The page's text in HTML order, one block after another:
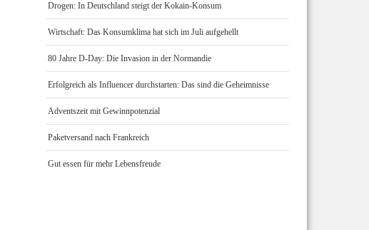
Drogen: In Deutschland steigt der Kokain-Konsum
Wirtschaft: Das Konsumklima hat sich im Juli aufgehellt
80 Jahre D-Day: Die Invasion in der Normandie
Erfolgreich als Influencer durchstarten: Das sind die Geheimnisse
Adventszeit mit Gewinnpotenzial
Paketversand nach Frankreich
Gut essen für mehr Lebensfreude